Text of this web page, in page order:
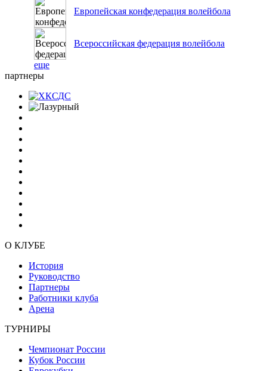
Европейская конфедерация волейбола
Всероссийская федерация волейбола
еще
партнеры
О КЛУБЕ
История
Руководство
Партнеры
Работники клуба
Арена
ТУРНИРЫ
Чемпионат России
Кубок России